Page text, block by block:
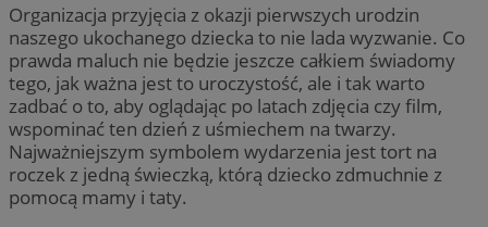
Organizacja przyjęcia z okazji pierwszych urodzin
naszego ukochanego dziecka to nie lada wyzwanie. Co
prawda maluch nie będzie jeszcze całkiem świadomy
tego, jak ważna jest to uroczystość, ale i tak warto
zadbać o to, aby oglądając po latach zdjęcia czy film,
wspominać ten dzień z uśmiechem na twarzy.
Najważniejszym symbolem wydarzenia jest tort na
roczek z jedną świeczką, którą dziecko zdmuchnie z
pomocą mamy i taty.